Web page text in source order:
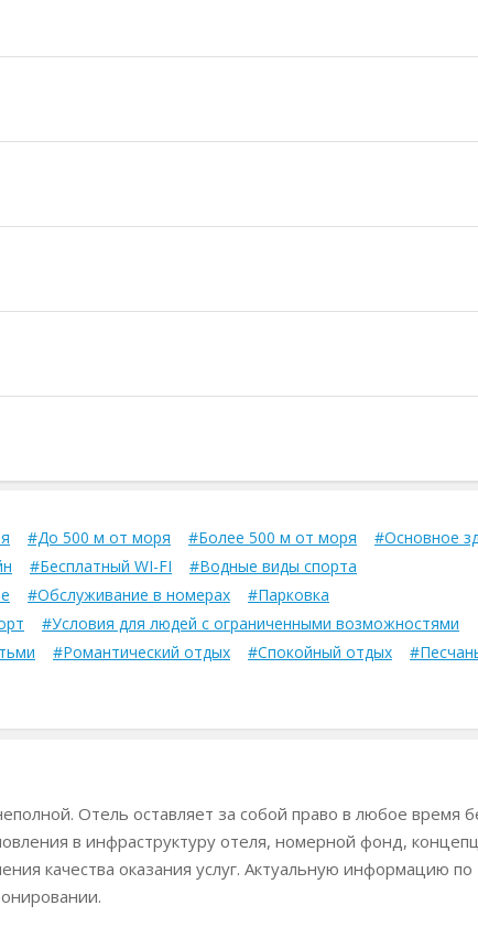
#До 500 м от моря #Более 500 м от моря
#Основное
#Бесплатный WI-FI
#Водные виды спорта
#Обслуживание в номерах
#Парковка
#Условия для людей с ограниченными возможностями
#Романтический отдых #Спокойный отдых
Отель оставляет за собой право в любое время
в инфраструктуру отеля, номерной фонд,
качества оказания услуг. Актуальную информацию по